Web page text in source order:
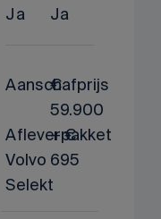
Ja Ja
Aanschafprijs
€
59.900
Afleverpakket
Volvo
Selekt
+ €
695